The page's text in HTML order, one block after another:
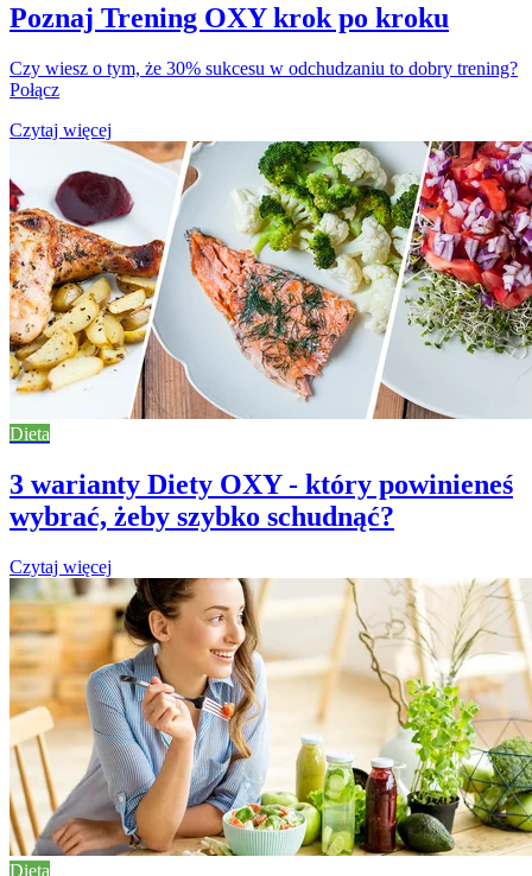
Poznaj Trening OXY krok po kroku
Czy wiesz o tym, że 30% sukcesu w odchudzaniu to dobry trening?
Połącz
Czytaj więcej
Dieta
3 warianty Diety OXY - który powinieneś
wybrać, żeby szybko schudnąć?
Czytaj więcej
Dieta